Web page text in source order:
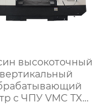
высокоточный
вертикальный
с ЧПУ VMC TXP-